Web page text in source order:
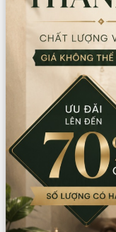
Trang chủ Sản phẩm
Cổ trang
Đơn vị: Bộ
Thuộc tính: